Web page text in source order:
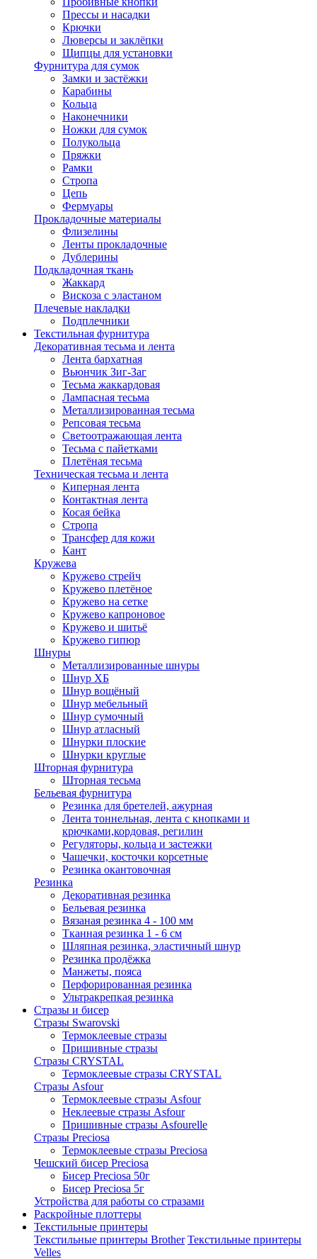
Прессы и насадки
Крючки
Люверсы и заклёпки
Щипцы для установки
Фурнитура для сумок
Замки и застёжки
Карабины
Кольца
Наконечники
Ножки для сумок
Полукольца
Пряжки
Рамки
Стропа
Цепь
Фермуары
Прокладочные материалы
Флизелины
Ленты прокладочные
Дублерины
Подкладочная ткань
Жаккард
Вискоза с эластаном
Плечевые накладки
Подплечники
Текстильная фурнитура
Декоративная тесьма и лента
Лента бархатная
Вьюнчик Зиг-Заг
Тесьма жаккардовая
Лампасная тесьма
Металлизированная тесьма
Репсовая тесьма
Светоотражающая лента
Тесьма с пайетками
Плетёная тесьма
Техническая тесьма и лента
Киперная лента
Контактная лента
Косая бейка
Стропа
Трансфер для кожи
Кант
Кружева
Кружево стрейч
Кружево плетёное
Кружево на сетке
Кружево капроновое
Кружево и шитьё
Кружево гипюр
Шнуры
Металлизированные шнуры
Шнур ХБ
Шнур вощёный
Шнур мебельный
Шнур сумочный
Шнур атласный
Шнурки плоские
Шнурки круглые
Шторная фурнитура
Шторная тесьма
Бельевая фурнитура
Резинка для бретелей, ажурная
Лента тоннельная, лента с кнопками и
крючками,кордовая, регилин
Регуляторы, кольца и застежки
Чашечки, косточки корсетные
Резинка окантовочная
Резинка
Декоративная резинка
Бельевая резинка
Вязаная резинка 4 - 100 мм
Тканная резинка 1 - 6 см
Шляпная резинка, эластичный шнур
Резинка продёжка
Манжеты, пояса
Перфорированная резинка
Ультракрепкая резинка
Стразы и бисер
Стразы Swarovski
Термоклеевые стразы
Пришивные стразы
Стразы CRYSTAL
Термоклеевые стразы CRYSTAL
Стразы Asfour
Термоклеевые стразы Asfour
Неклеевые стразы Asfour
Пришивные стразы Asfourelle
Стразы Preciosa
Термоклеевые стразы Preciosa
Чешский бисер Preciosa
Бисер Preciosa 50г
Бисер Preciosa 5г
Устройства для работы со стразами
Раскройные плоттеры
Текстильные принтеры
Текстильные принтеры Brother Текстильные принтеры
Velles